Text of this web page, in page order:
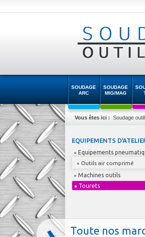
SOUDAGE
ARC
SOUDAGE
MIG/MAG
Vous êtes ici : Soudage
EQUIPEMENTS
Equipements
Outils air comprimé
Machines outils
Tourets
Toute nos